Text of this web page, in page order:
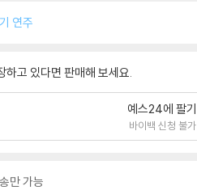
연주
하고 있다면 판매해 보세요.
예스24에 팔기
바이백 신청 불가
만 가능